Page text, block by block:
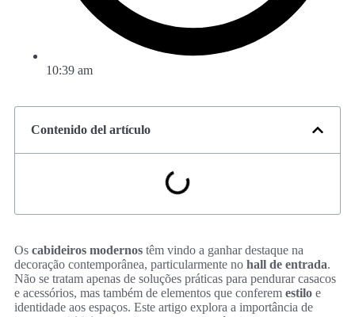
10:39 am
Contenido del artículo
Os cabideiros modernos têm vindo a ganhar destaque na
decoração contemporânea, particularmente no hall de entrada.
Não se tratam apenas de soluções práticas para pendurar casacos
e acessórios, mas também de elementos que conferem estilo e
identidade aos espaços. Este artigo explora a importância de